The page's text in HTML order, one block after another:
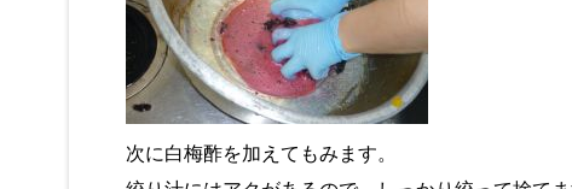
次に白梅酢を加えてもみます。